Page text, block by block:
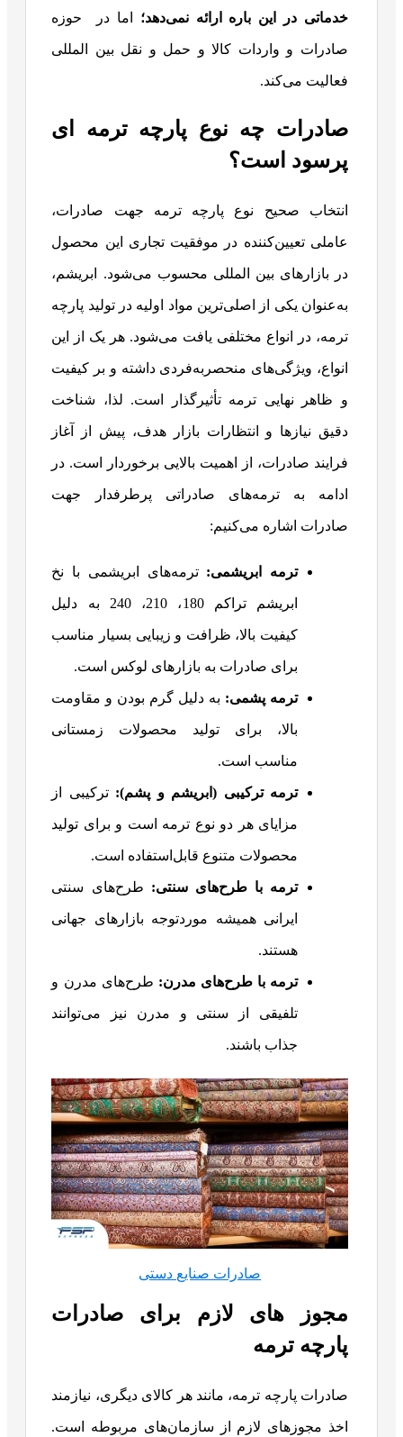
خدماتی در این باره ارائه نمی‌دهد؛ اما در حوزه
صادرات و واردات کالا و حمل و نقل بین المللی
فعالیت می‌کند.
صادرات چه نوع پارچه ترمه ای
پرسود است؟
انتخاب صحیح نوع پارچه ترمه جهت صادرات،
عاملی تعیین‌کننده در موفقیت تجاری این محصول
در بازارهای بین‌ المللی محسوب می‌شود. ابریشم،
به‌عنوان یکی از اصلی‌ترین مواد اولیه در تولید پارچه
ترمه، در انواع مختلفی یافت می‌شود. هر یک از این
انواع، ویژگی‌های منحصربه‌فردی داشته و بر کیفیت
و ظاهر نهایی ترمه تأثیرگذار است. لذا، شناخت
دقیق نیازها و انتظارات بازار هدف، پیش از آغاز
فرایند صادرات، از اهمیت بالایی برخوردار است. در
ادامه به ترمه‌های صادراتی پرطرفدار جهت
صادرات اشاره می‌کنیم:
ترمه ابریشمی: ترمه‌های ابریشمی با نخ
ابریشم تراکم 180، 210، 240 به دلیل
کیفیت بالا، ظرافت و زیبایی بسیار مناسب
برای صادرات به بازارهای لوکس است.
ترمه پشمی: به دلیل گرم بودن و مقاومت
بالا، برای تولید محصولات زمستانی
مناسب است.
ترمه ترکیبی (ابریشم و پشم): ترکیبی از
مزایای هر دو نوع ترمه است و برای تولید
محصولات متنوع قابل‌استفاده است.
ترمه با طرح‌های سنتی: طرح‌های سنتی
ایرانی همیشه موردتوجه بازارهای جهانی
هستند.
ترمه با طرح‌های مدرن: طرح‌های مدرن و
تلفیقی از سنتی و مدرن نیز می‌توانند
جذاب باشند.
صادرات صنایع دستی
مجوز های لازم برای صادرات
پارچه ترمه
صادرات پارچه ترمه، مانند هر کالای دیگری، نیازمند
اخذ مجوزهای لازم از سازمان‌های مربوطه است.